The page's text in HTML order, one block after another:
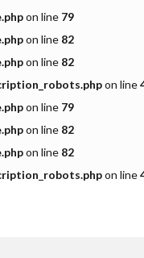
on line 79
on line 82
on line 82
on line
on line 79
on line 82
on line 82
on line